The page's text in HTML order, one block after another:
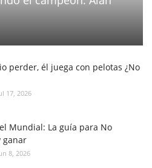
perder, él juega con pelotas ¿No
17, 2026
Mundial: La guía para No
ganar
8, 2026